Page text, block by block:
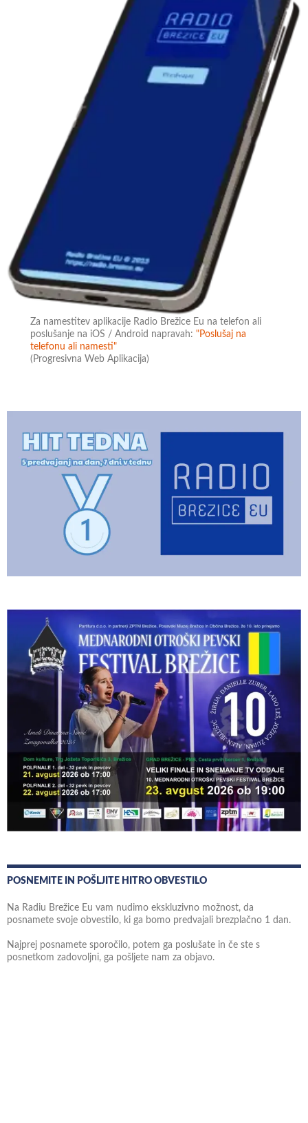
Za namestitev aplikacije Radio Brežice Eu na telefon ali
poslušanje na iOS / Android napravah:"Poslušaj na
telefonu ali namesti"
(Progresivna Web Aplikacija)
POSNEMITE IN POŠLJITE HITRO OBVESTILO
Na Radiu Brežice Eu vam nudimo ekskluzivno možnost, da
posnamete svoje obvestilo, ki ga bomo predvajali brezplačno 1 dan.
Najprej posnamete sporočilo, potem ga poslušate in če ste s
posnetkom zadovoljni, ga pošljete nam za objavo.